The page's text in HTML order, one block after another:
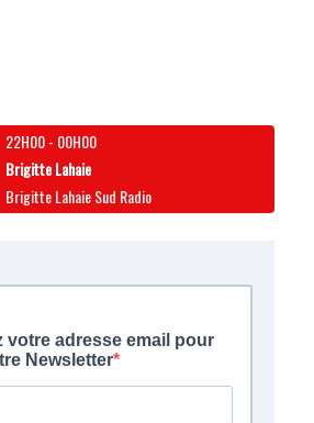
22H00- 00H00
Brigitte Lahaie
Brigitte Lahaie Sud Radio